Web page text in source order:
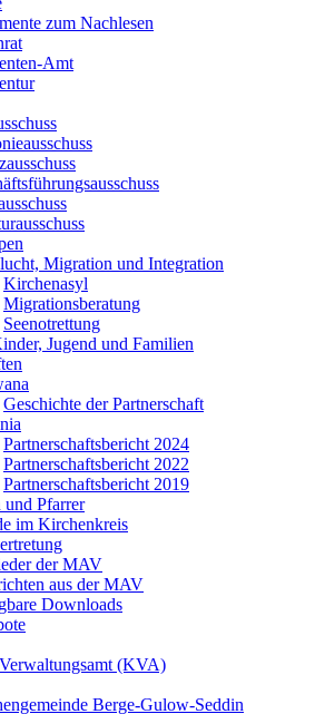
zum Nachlesen
Amt
Migration und Integration
Kirchenasyl
Migrationsberatung
Seenotrettung
Jugend und Familien
Geschichte der Partnerschaft
Partnerschaftsbericht 2024
Partnerschaftsbericht 2022
Partnerschaftsbericht 2019
und Pfarrer
im Kirchenkreis
der MAV
aus der MAV
Downloads
(KVA)
Berge-Gulow-Seddin